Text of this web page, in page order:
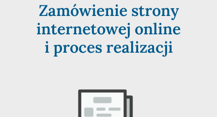
Zamówienie strony
internetowej online
i proces realizacji